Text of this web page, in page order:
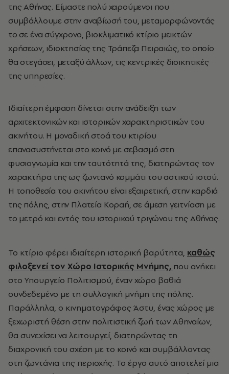
της Αθήνας. Είμαστε πολύ χαρούμενοι που
συμβάλλουμε στην αναβίωσή του, μεταμορφώνοντάς
το σε ένα σύγχρονο, βιοκλιματικό κτίριο μεικτών
χρήσεων, ιδιοκτησίας της Τράπεζα Πειραιώς, το οποίο
θα στεγάσει, μεταξύ άλλων, τις κεντρικές διοικητικές
της υπηρεσίες.
Ιδιαίτερη έμφαση δίνεται στην ανάδειξη των
αρχιτεκτονικών και ιστορικών χαρακτηριστικών του
ακινήτου. Η μοναδική στοά του κτιρίου
επανασυστήνεται στο κοινό με σεβασμό στη
φυσιογνωμία και την ταυτότητά της, διατηρώντας τον
χαρακτήρα της ως ζωντανό κομμάτι του αστικού ιστού.
Η τοποθεσία του ακινήτου είναι εξαιρετική, στην καρδιά
της πόλης, στην Πλατεία Κοραή, σε άμεση γειτνίαση με
το μετρό και εντός του ιστορικού τριγώνου της Αθήνας.
Το κτίριο φέρει ιδιαίτερη ιστορική βαρύτητα, καθώς
φιλοξενεί τον Χώρο Ιστορικής Μνήμης, που ανήκει
στο Υπουργείο Πολιτισμού, έναν χώρο βαθιά
συνδεδεμένο με τη συλλογική μνήμη της πόλης.
Παράλληλα, ο κινηματογράφος Άστυ, ένας χώρος με
ξεχωριστή θέση στην πολιτιστική ζωή των Αθηναίων,
θα συνεχίσει να λειτουργεί, διατηρώντας τη
διαχρονική του σχέση με το κοινό και συμβάλλοντας
στη ζωντάνια της περιοχής. Το έργο αυτό αποτελεί μια